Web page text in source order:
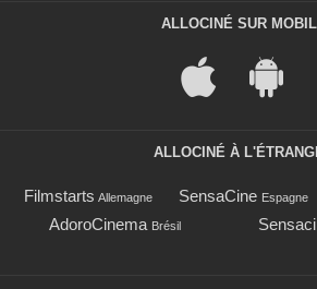
ALLOCINÉ SUR
ALLOCINÉ À
Filmstarts Allemagne SensaCine Espagne
AdoroCinema Brésil